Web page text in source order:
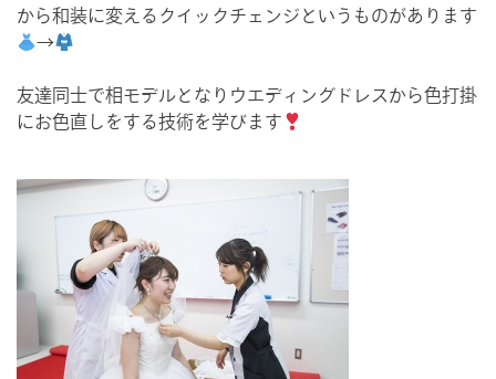
から和装に変えるクイックチェンジというものがあります
→
友達同士で相モデルとなりウエディングドレスから色打掛
にお色直しをする技術を学びます